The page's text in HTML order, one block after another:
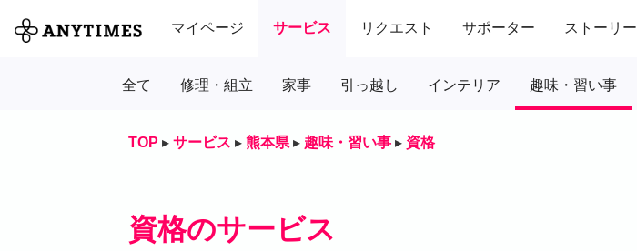
マイページ サービス リクエスト サポーター ストーリー
全て 修理・組立 家事 引っ越し インテリア 趣味・習い事
TOP ▸ サービス ▸ 熊本県 ▸ 趣味・習い事 ▸ 資格
資格のサービス